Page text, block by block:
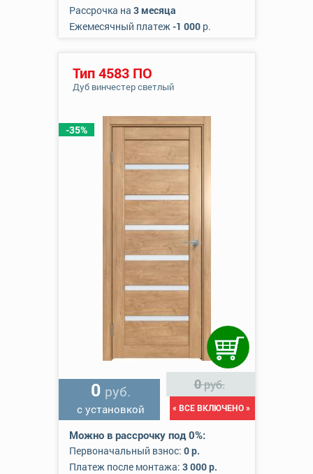
Рассрочка на 3 месяца
Ежемесячный платеж-1 000р.
-35%
Тип 4583 ПО
Дуб винчестер светлый
0 руб.
с установкой
0руб.
« ВСЕ ВКЛЮЧЕНО »
Можно в рассрочку под 0%:
Первоначальный взнос: 0 р.
Платеж после монтажа: 3 000 р.